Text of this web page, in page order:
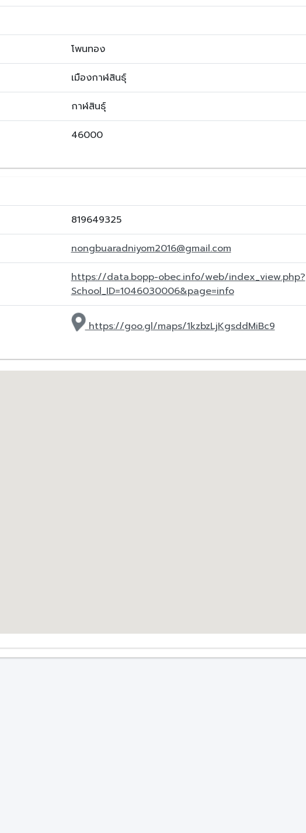
โพนทอง
เมืองกาฬสินธุ์
กาฬสินธุ์
46000
819649325
nongbuaradniyom2016@gmail.com
https://data.bopp-obec.info/web/index_view.php?
School_ID=1046030006&page=info
https://goo.gl/maps/1kzbzLjKgsddMiBc9